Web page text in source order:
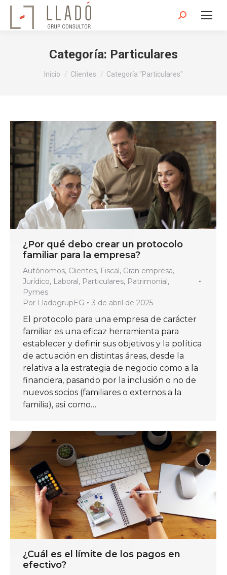
Buscar:
Categoría: Particulares
Estás aquí:
Inicio Clientes Categoría "Particulares"
¿Por qué debo crear un protocolo
familiar para la empresa?
Autónomos, Clientes, Fiscal, Gran empresa,
Jurídico, Laboral, Particulares, Patrimonial,
Pymes
Por LladogrupEG 3 de abril de 2025
El protocolo para una empresa de carácter
familiar es una eficaz herramienta para
establecer y definir sus objetivos y la política
de actuación en distintas áreas, desde la
relativa a la estrategia de negocio como a la
financiera, pasando por la inclusión o no de
nuevos socios (familiares o externos a la
familia), así como…
¿Cuál es el límite de los pagos en
efectivo?